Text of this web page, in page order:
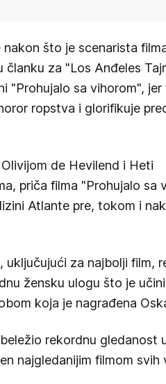
što je scenarista
za "Los Anđeles
"Prohujalo sa vihorom", jer
ropstva i glorifikuje
de Hevilend i Heti
priča filma "Prohujalo sa
Atlante pre, tokom i
uključujući za najbolji film,
žensku ulogu što je
koja je nagrađena
rekordnu gledanost
najgledanijim filmom svih